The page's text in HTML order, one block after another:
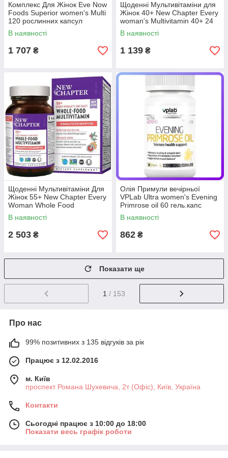
Комплекс Для Жінок Eve Now
Foods Superior women's Multi
120 рослинних капсул
(233857)
В наявності
1 707 ₴
Щоденні Мультивітаміни для
Жінок 40+ New Chapter Every
woman's Multivitamin 40+ 24
таблетки (234172)
В наявності
1 139 ₴
Щоденні Мультивітаміни Для
Жінок 55+ New Chapter Every
Woman Whole Food
Multivitamin 48 таблеток
(234173)
В наявності
2 503 ₴
Олія Примули вечірньої
VPLab Ultra women's Evening
Primrose oil 60 гель.капс
(235860)
В наявності
862 ₴
Показати ще
1 / 153
Про нас
99% позитивних з 135 відгуків за рік
Працює з 12.02.2016
м. Київ
проспект Романа Шухевича, 2т (Офіс), Київ, Україна
Контакти
Сьогодні працює з 10:00 до 18:00
Показати весь графік роботи